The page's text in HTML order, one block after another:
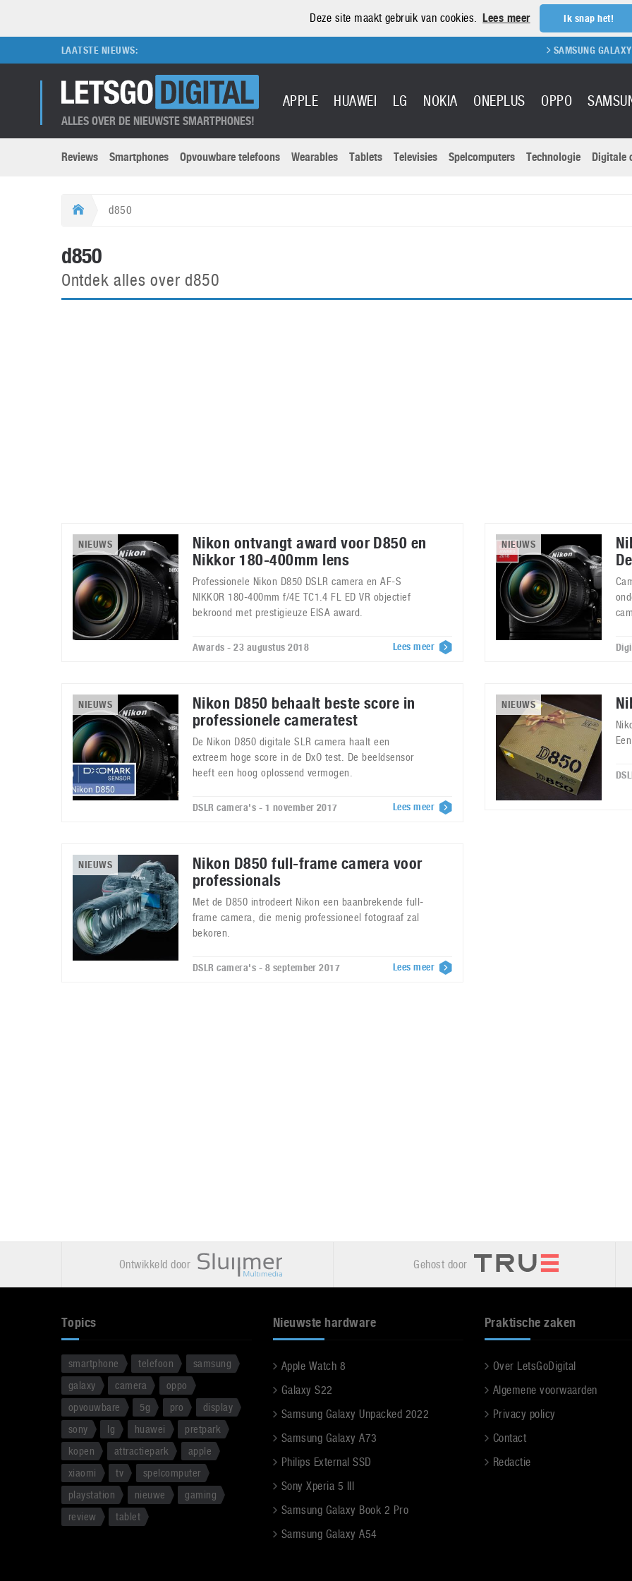
Deze site maakt gebruik van cookies. Lees meer Ik snap het!
LAATSTE NIEUWS: SAMSUNG GALAXY
ALLES OVER DE NIEUWSTE SMARTPHONES!
APPLE HUAWEI LG NOKIA ONEPLUS OPPO
Merken submenu
Apple
Computermuseum
Honor
Huawei
OnePlus
Oppo
Nikon
Reviews Smartphones Opvouwbare telefoons Wearables Tablets Televisies Spelcomputers Technologie Digitale
Categorien submenu
5G
Aanbiedingen
Abonnement
Digitale camera’s
DSLR camera’s
Televisies
d850
d850
Ontdek alles over d850
NIEUWS
Nikon ontvangt award voor D850 en
Nikkor 180-400mm lens
Professionele Nikon D850 DSLR camera en AF-S
NIKKOR 180-400mm f/4E TC1.4 FL ED VR objectief
bekroond met prestigieuze EISA award.
Awards - 23 augustus 2018 Lees meer
NIEUWS
NIEUWS
Nikon D850 behaalt beste score in
professionele cameratest
De Nikon D850 digitale SLR camera haalt een
extreem hoge score in de DxO test. De beeldsensor
heeft een hoog oplossend vermogen.
DSLR camera's - 1 november 2017 Lees meer
NIEUWS
NIEUWS
Nikon D850 full-frame camera voor
professionals
Met de D850 introdeert Nikon een baanbrekende full-
frame camera, die menig professioneel fotograaf zal
bekoren.
DSLR camera's - 8 september 2017 Lees meer
Ontwikkeld door Gehost door
Topics
smartphone telefoon
samsung
galaxy
camera
oppo
opvouwbare
5g pro
display
sony
lg huawei
pretpark
kopen
attractiepark
apple
xiaomi
tv
spelcomputer
playstation
nieuwe
gaming
review
tablet
Nieuwste hardware
Apple Watch 8
Galaxy S22
Samsung Galaxy Unpacked 2022
Samsung Galaxy A73
Philips External SSD
Sony Xperia 5 III
Samsung Galaxy Book 2 Pro
Samsung Galaxy A54
Praktische zaken
Over LetsGoDigital
Algemene voorwaarden
Privacy policy
Contact
Redactie